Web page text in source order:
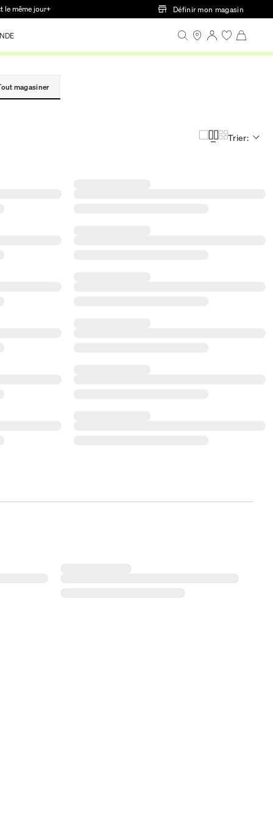
le même jour+ Définir mon magasin
magasiner
Trier: